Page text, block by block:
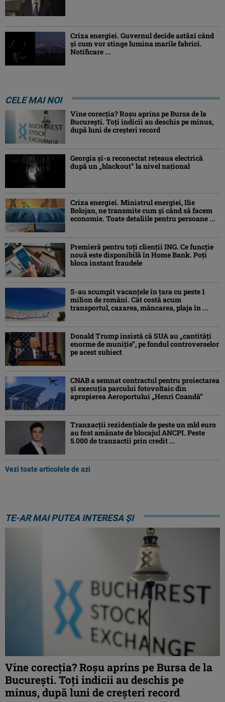
Criza energiei. Guvernul decide astăzi când
și cum vor stinge lumina marile fabrici.
Notificare ...
CELE MAI NOI
Vine corecția? Roșu aprins pe Bursa de la
București. Toți indicii au deschis pe minus,
după luni de creșteri record
Georgia şi-a reconectat rețeaua electrică
după un „blackout” la nivel naţional
Criza energiei. Ministrul energiei, Ilie
Bolojan, ne transmite cum și când să facem
economie. Toate detaliile pentru persoane ...
Premieră pentru toți clienții ING. Ce funcție
nouă este disponibilă în Home Bank. Poți
bloca instant fraudele
S-au scumpit vacanțele în țara cu peste 1
milion de români. Cât costă acum
transportul, cazarea, mâncarea, plaja în ...
Donald Trump insistă că SUA au „cantităţi
enorme de muniţie”, pe fondul controverselor
pe acest subiect
CNAB a semnat contractul pentru proiectarea
şi execuţia parcului fotovoltaic din
apropierea Aeroportului „Henri Coandă”
Tranzacții rezidențiale de peste un mld euro
au fost amânate de blocajul ANCPI. Peste
5.000 de tranzactii prin credit ...
Vezi toate articolele de azi
TE-AR MAI PUTEA INTERESA ȘI
Vine corecția? Roșu aprins pe Bursa de la
București. Toți indicii au deschis pe
minus, după luni de creșteri record